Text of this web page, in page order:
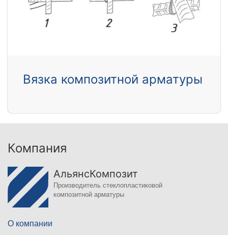
Вязка композитной арматуры
Компания
АльянсКомпозит
Производитель стеклопластиковой
композитной арматуры
О компании